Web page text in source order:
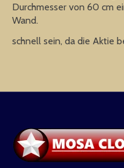
Durchmesser von 60 cm
Wand.
schnell sein, da die Aktie